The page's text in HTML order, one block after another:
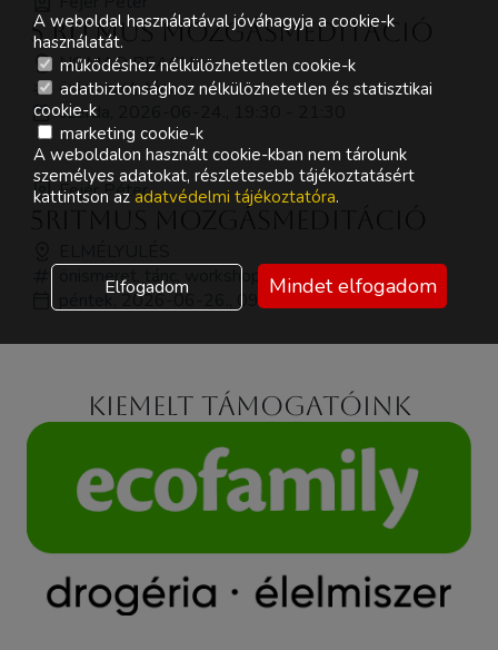
5 ritmus mozgásmeditáció
NOMAD BEACH
önismeret, tánc
szerda, 2026-06-24., 19:30 - 21:30
Fejér Péter
önismeret, tánc, workshop
péntek, 2026-06-26., 09:30 - 11:00
Kiemelt támogatóink
A weboldal használatával jóváhagyja a cookie-k
használatát.
működéshez nélkülözhetetlen cookie-k
adatbiztonsághoz nélkülözhetetlen és statisztikai
cookie-k
marketing cookie-k
A weboldalon használt cookie-kban nem tárolunk
személyes adatokat, részletesebb tájékoztatásért
kattintson az adatvédelmi tájékoztatóra.
Elfogadom Mindet elfogadom